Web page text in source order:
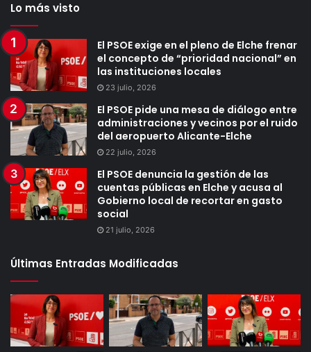
Lo más visto
El PSOE exige en el pleno de Elche frenar
el concepto de “prioridad nacional” en
las instituciones locales
23 julio, 2026
El PSOE pide una mesa de diálogo entre
administraciones y vecinos por el ruido
del aeropuerto Alicante-Elche
22 julio, 2026
El PSOE denuncia la gestión de las
cuentas públicas en Elche y acusa al
Gobierno local de recortar en gasto
social
21 julio, 2026
Últimas Entradas Modificadas